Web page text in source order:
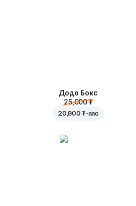
Додо Бокс
25,000 ₮
20,900 ₮-аас